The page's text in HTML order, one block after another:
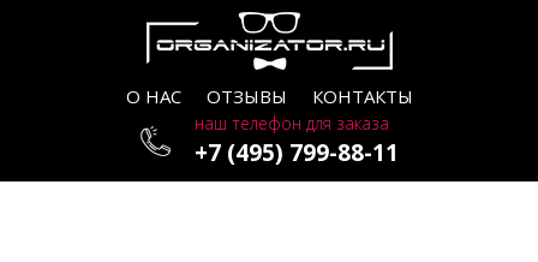
О НАС ОТЗЫВЫ КОНТАКТЫ
наш телефон для заказа
+7 (495) 799-88-11